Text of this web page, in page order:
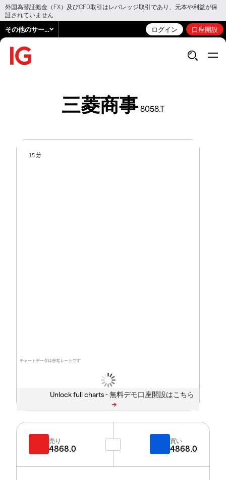
外国為替証拠金（FX）及びCFD取引はレバレッジ取引であり、元本や利益が保
証されていません
その他のサービス ログイン 口座開設
三菱商事 8058.T
チャートデータは参考レートです
15 分
Unlock full charts -
売り
4868.0
買い
4868.0